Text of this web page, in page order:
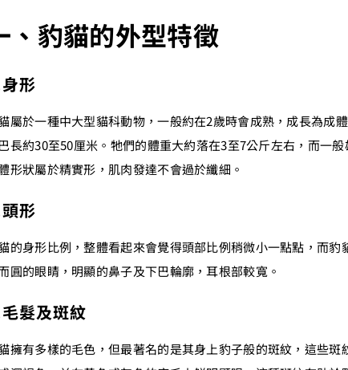
、豹貓的外型特徵
形
屬於一種中大型貓科動物，一般約在2歲時會成熟，成長為成
長約30至50厘米。牠們的體重大約落在3至7公斤左右，而一
形狀屬於精實形，肌肉發達不會過於纖細。
形
的身形比例，整體看起來會覺得頭部比例稍微小一點點，而
圓的眼睛，明顯的鼻子及下巴輪廓，耳根部較寬。
髮及斑紋
擁有多樣的毛色，但最著名的是其身上豹子般的斑紋，這些